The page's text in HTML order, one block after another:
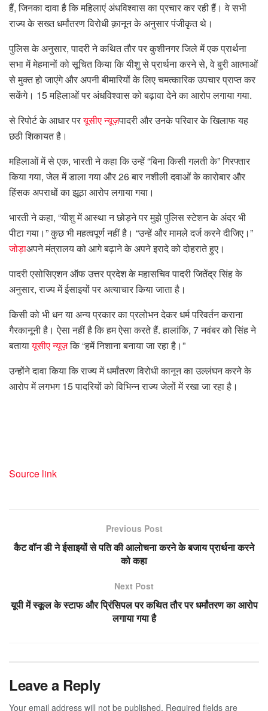
हैं, जिनका दावा है कि महिलाएं अंधविश्वास का प्रचार कर रही हैं। वे सभी
राज्य के सख्त धर्मांतरण विरोधी क़ानून के अनुसार पंजीकृत थे।
पुलिस के अनुसार, पादरी ने कथित तौर पर कुशीनगर जिले में एक प्रार्थना
सभा में मेहमानों को सूचित किया कि यीशु से प्रार्थना करने से, वे बुरी आत्माओं
से मुक्त हो जाएंगे और अपनी बीमारियों के लिए चमत्कारिक उपचार प्राप्त कर
सकेंगे। 15 महिलाओं पर अंधविश्वास को बढ़ावा देने का आरोप लगाया गया.
से रिपोर्ट के आधार परयूसीए न्यूज़पादरी और उनके परिवार के खिलाफ यह
छठी शिकायत है।
महिलाओं में से एक, भारती ने कहा कि उन्हें “बिना किसी गलती के” गिरफ्तार
किया गया, जेल में डाला गया और 26 बार नशीली दवाओं के कारोबार और
हिंसक अपराधों का झूठा आरोप लगाया गया।
भारती ने कहा, “यीशु में आस्था न छोड़ने पर मुझे पुलिस स्टेशन के अंदर भी
पीटा गया।” कुछ भी महत्वपूर्ण नहीं है। “उन्हें और मामले दर्ज करने दीजिए।”
जोड़ाअपने मंत्रालय को आगे बढ़ाने के अपने इरादे को दोहराते हुए।
पादरी एसोसिएशन ऑफ उत्तर प्रदेश के महासचिव पादरी जितेंद्र सिंह के
अनुसार, राज्य में ईसाइयों पर अत्याचार किया जाता है।
किसी को भी धन या अन्य प्रकार का प्रलोभन देकर धर्म परिवर्तन कराना
गैरकानूनी है। ऐसा नहीं है कि हम ऐसा करते हैं. हालांकि, 7 नवंबर को सिंह ने
बतायायूसीए न्यूज़कि “हमें निशाना बनाया जा रहा है।”
उन्होंने दावा किया कि राज्य में धर्मांतरण विरोधी कानून का उल्लंघन करने के
आरोप में लगभग 15 पादरियों को विभिन्न राज्य जेलों में रखा जा रहा है।
Source link
Previous Post
कैट वॉन डी ने ईसाइयों से पति की आलोचना करने के बजाय प्रार्थना करने
को कहा
Next Post
यूपी में स्कूल के स्टाफ और प्रिंसिपल पर कथित तौर पर धर्मांतरण का आरोप
लगाया गया है
Leave a Reply
Your email address will not be published. Required fields are